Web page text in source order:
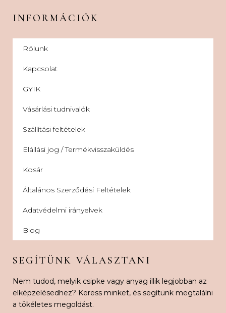
INFORMÁCIÓK
Rólunk
Kapcsolat
GYIK
Vásárlási tudnivalók
Szállítási feltételek
Elállási jog / Termékvisszaküldés
Kosár
Általános Szerződési Feltételek
Adatvédelmi irányelvek
Blog
SEGÍTÜNK VÁLASZTANI
Nem tudod, melyik csipke vagy anyag illik legjobban az
elképzelésedhez? Keress minket, és segítünk megtalálni
a tökéletes megoldást.